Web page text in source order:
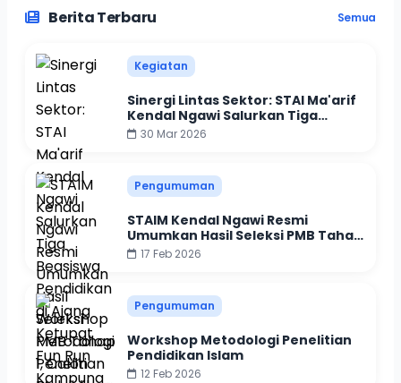
Berita Terbaru Semua
Kegiatan
Sinergi Lintas Sektor: STAI Ma'arif
Kendal Ngawi Salurkan Tiga
Beasiswa Pendidikan di Ajang
30 Mar 2026
Pengumuman
STAIM Kendal Ngawi Resmi
Umumkan Hasil Seleksi PMB Tahap
1, Calon Mahasiswa Diminta
17 Feb 2026
Pengumuman
Workshop Metodologi Penelitian
Pendidikan Islam
12 Feb 2026